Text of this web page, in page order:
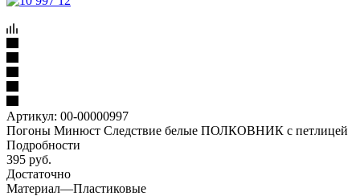
Артикул: 00-00000997
Погоны Минюст Следствие белые ПОЛКОВНИК с петлицей
Подробности
395 руб.
Достаточно
Материал—Пластиковые